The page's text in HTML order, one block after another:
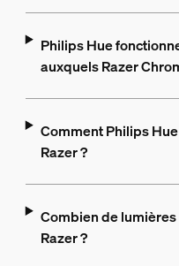
Philips Hue
auxquels Razer
Comment Philips
Razer ?
Combien de
Razer ?